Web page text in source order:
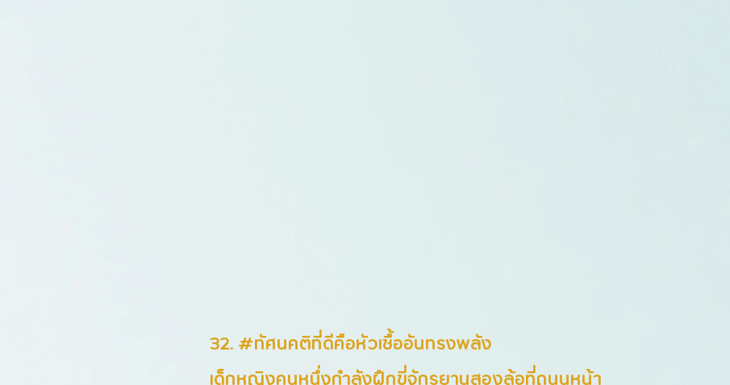
32. #ทัศนคติที่ดีคือหัวเชื้ออันทรงพลัง